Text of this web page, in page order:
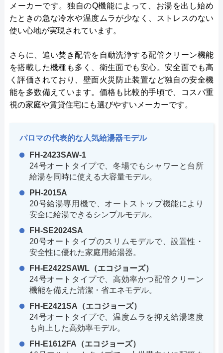
メーカーです。独自のQ機能によって、お湯を出し始め
たときの急な冷水や温度ムラが少なく、ストレスのない
使い心地が実現されています。
さらに、追い焚き配管を自動洗浄する配管クリーン機能
を搭載した機種も多く、衛生面でも安心。安全面でも高
く評価されており、壁面火災防止装置など独自の安全機
能を多数備えています。価格も比較的手頃で、コスパ重
視の家庭や賃貸住宅にも選びやすいメーカーです。
パロマの代表的な人気給湯器モデル
FH-2423SAW-1
24号オートタイプで、冬場でもシャワーと台所
給湯を同時に使える大容量モデル。
PH-2015A
20号給湯専用機で、オートストップ機能により
安全に給湯できるシンプルモデル。
FH-SE2024SA
20号オートタイプのスリムモデルで、設置性・
安全性に優れた家庭用給湯器。
FH-E2422SAWL（エコジョーズ）
24号オートタイプで、高効率かつ配管クリーン
機能を備えた清潔・省エネモデル。
FH-E2421SA（エコジョーズ）
24号オートタイプで、温度ムラを抑え給湯速度
も向上した高効率モデル。
FH-E1612FA（エコジョーズ）